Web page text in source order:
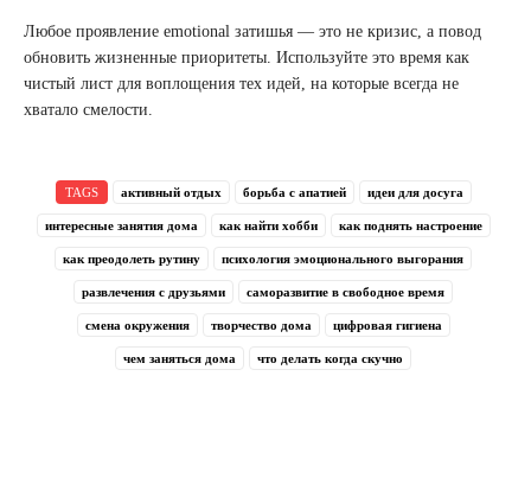
Любое проявление emotional затишья — это не кризис, а повод
обновить жизненные приоритеты. Используйте это время как
чистый лист для воплощения тех идей, на которые всегда не
хватало смелости.
TAGS активный отдых борьба с апатией идеи для досуга
интересные занятия дома как найти хобби как поднять настроение
как преодолеть рутину психология эмоционального выгорания
развлечения с друзьями саморазвитие в свободное время
смена окружения творчество дома цифровая гигиена
чем заняться дома что делать когда скучно